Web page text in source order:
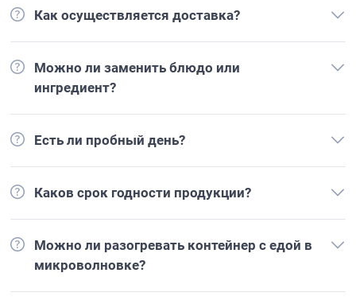
Как осуществляется доставка?
Можно ли заменить блюдо или
ингредиент?
Есть ли пробный день?
Каков срок годности продукции?
Можно ли разогревать контейнер с едой в
микроволновке?